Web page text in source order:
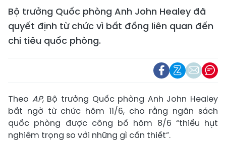
Bộ trưởng Quốc phòng Anh John Healey đã
quyết định từ chức vì bất đồng liên quan đến
chi tiêu quốc phòng.
Theo AP, Bộ trưởng Quốc phòng Anh John Healey
bất ngờ từ chức hôm 11/6, cho rằng ngân sách
quốc phòng được công bố hôm 8/6 “thiếu hụt
nghiêm trọng so với những gì cần thiết”.